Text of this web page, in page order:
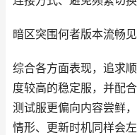
暗区突围何者版本流畅
综合各方面表现，追求
度较高的稳定服，并配
测试服更偏向内容尝鲜
情形、更新时机同样会